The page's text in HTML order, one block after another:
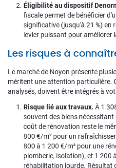
Éligibilité au dispositif
fiscale permet de bénéficier
significative (jusqu'à 21 %) en
levier puissant pour améliorer
Les risques à
Le marché de Noyon présente
méritent une attention particulière.
analysés, doivent être intégrés à
Risque lié aux travaux. À 1
souvent des biens
coût de rénovation reste le
800 €/m² pour un
800 à 1 200 €/m² pour une
plomberie, isolation), et 1 200
réhabilitation lourde. Résultat